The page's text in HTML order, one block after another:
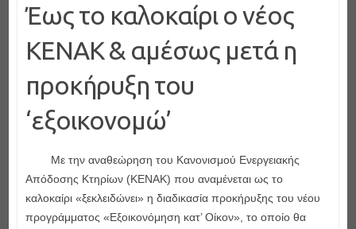
Έως το καλοκαίρι ο νέος
ΚΕΝΑΚ & αμέσως μετά η
προκήρυξη του
‘εξοικονομώ’
Με την αναθεώρηση του Κανονισμού Ενεργειακής
Απόδοσης Κτηρίων (ΚΕΝΑΚ) που αναμένεται ως το
καλοκαίρι «ξεκλειδώνει» η διαδικασία προκήρυξης του νέου
προγράμματος «Εξοικονόμηση κατ’ Οίκον», το οποίο θα